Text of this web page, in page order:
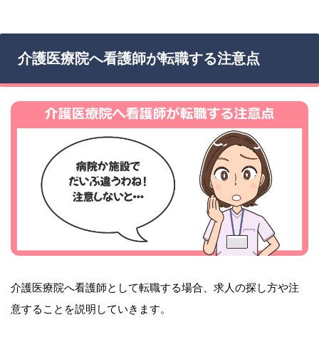
介護医療院へ看護師が転職する注意点
介護医療院へ看護師として転職する場合、求人の探し方や注
意することを説明していきます。